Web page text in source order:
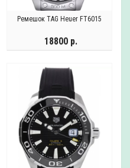
Ремешок TAG Heuer FT6015
18800 р.